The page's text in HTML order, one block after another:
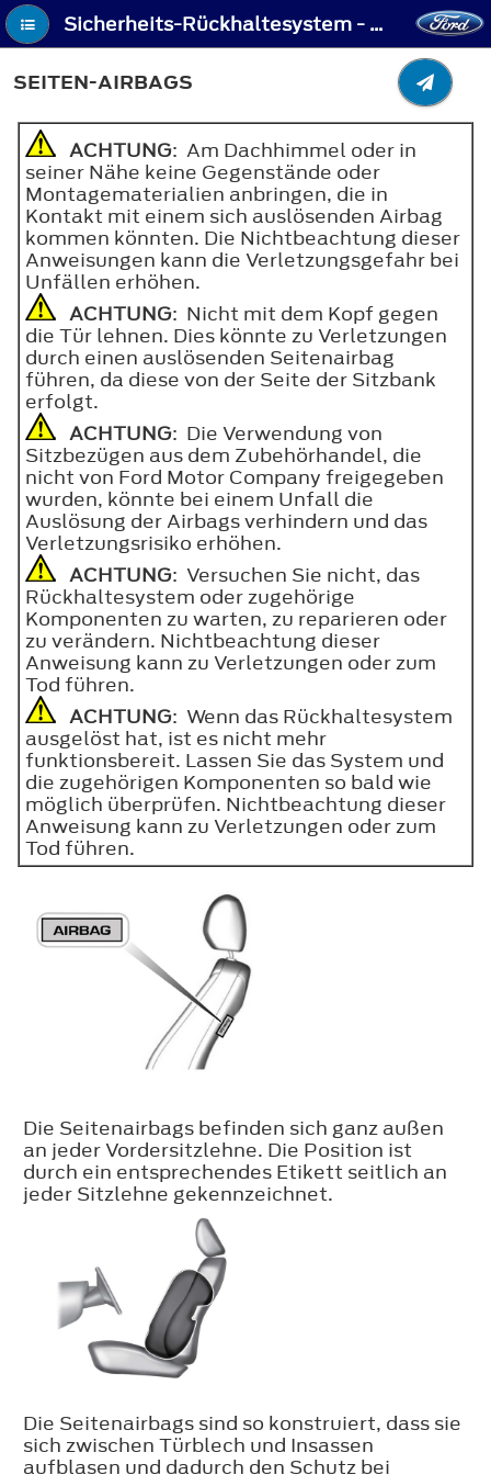
Sicherheits-Rückhaltesystem - Seiten-Airbags
SEITEN-AIRBAGS
ACHTUNG: Am Dachhimmel oder in
seiner Nähe keine Gegenstände oder
Montagematerialien anbringen, die in
Kontakt mit einem sich auslösenden Airbag
kommen könnten. Die Nichtbeachtung dieser
Anweisungen kann die Verletzungsgefahr bei
Unfällen erhöhen.
ACHTUNG: Nicht mit dem Kopf gegen
die Tür lehnen. Dies könnte zu Verletzungen
durch einen auslösenden Seitenairbag
führen, da diese von der Seite der Sitzbank
erfolgt.
ACHTUNG: Die Verwendung von
Sitzbezügen aus dem Zubehörhandel, die
nicht von Ford Motor Company freigegeben
wurden, könnte bei einem Unfall die
Auslösung der Airbags verhindern und das
Verletzungsrisiko erhöhen.
ACHTUNG: Versuchen Sie nicht, das
Rückhaltesystem oder zugehörige
Komponenten zu warten, zu reparieren oder
zu verändern. Nichtbeachtung dieser
Anweisung kann zu Verletzungen oder zum
Tod führen.
ACHTUNG: Wenn das Rückhaltesystem
ausgelöst hat, ist es nicht mehr
funktionsbereit. Lassen Sie das System und
die zugehörigen Komponenten so bald wie
möglich überprüfen. Nichtbeachtung dieser
Anweisung kann zu Verletzungen oder zum
Tod führen.
Die Seitenairbags befinden sich ganz außen
an jeder Vordersitzlehne. Die Position ist
durch ein entsprechendes Etikett seitlich an
jeder Sitzlehne gekennzeichnet.
Die Seitenairbags sind so konstruiert, dass sie
sich zwischen Türblech und Insassen
aufblasen und dadurch den Schutz bei